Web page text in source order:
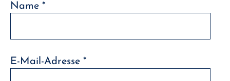
Name *
E-Mail-Adresse *